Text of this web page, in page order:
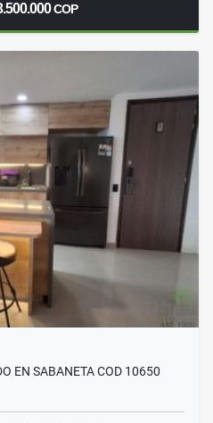
COP
EN SABANETA COD 10650